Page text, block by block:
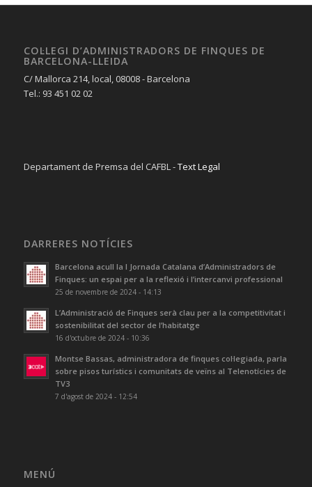
COL·LEGI D’ADMINISTRADORS DE FINQUES DE
BARCELONA-LLEIDA
C/ Mallorca 214, local, 08008 - Barcelona
Tel.: 93 451 02 02
Departament de Premsa del CAFBL -Text Legal
DARRERES NOTÍCIES
Barcelona acull la I Jornada Catalana d’Administradors de
Finques: un espai per a la reflexió i l’intercanvi professional
25 de novembre de 2024 - 14:13
L’Administració de Finques serà clau per a la competitivitat i
sostenibilitat del sector de l’habitatge
16 d'octubre de 2024 - 10:36
Montse Bassas, administradora de finques col·legiada, parla
sobre pisos turístics i comunitats de veïns al Telenotícies de
TV3
7 d'agost de 2024 - 12:54
MENÚ